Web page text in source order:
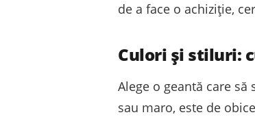
de a face o achiziție,
Culori și stiluri:
Alege o geantă care
sau maro, este de